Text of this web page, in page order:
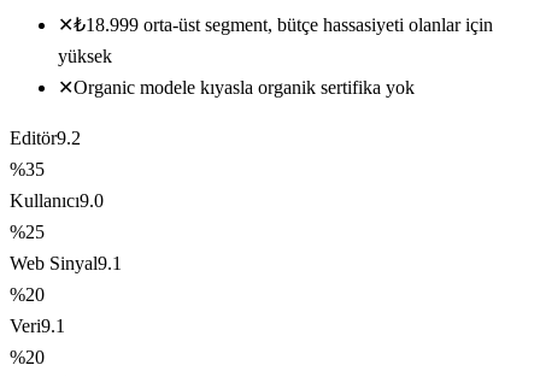
✕₺18.999 orta-üst segment, bütçe hassasiyeti olanlar için
yüksek
✕Organic modele kıyasla organik sertifika yok
Editör9.2
%35
Kullanıcı9.0
%25
Web Sinyal9.1
%20
Veri9.1
%20